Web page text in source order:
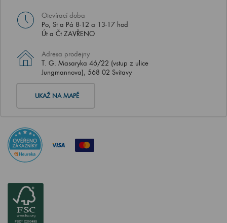
Otevírací doba
Po, St a Pá 8-12 a 13-17 hod
Út a Čt ZAVŘENO
Adresa prodejny
T. G. Masaryka 46/22 (vstup z ulice
Jungmannova), 568 02 Svitavy
UKAŽ NA MAPĚ